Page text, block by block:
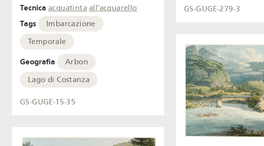
Tecnica acquatinta all'acquarello
Tags
Imbarcazione
Temporale
Geografia
Arbon
Lago di Costanza
GS-GUGE-15-35
GS-GUGE-279-3